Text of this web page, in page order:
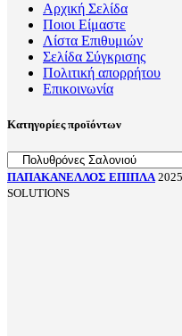
Αρχική Σελίδα
Ποιοι Είμαστε
Λίστα Επιθυμιών
Σελίδα Σύγκρισης
Πολιτική απορρήτου
Επικοινωνία
Κατηγορίες προϊόντων
ΠΑΠΑΚΑΝΕΛΛΟΣ ΕΠΙΠΛΑ
SOLUTIONS